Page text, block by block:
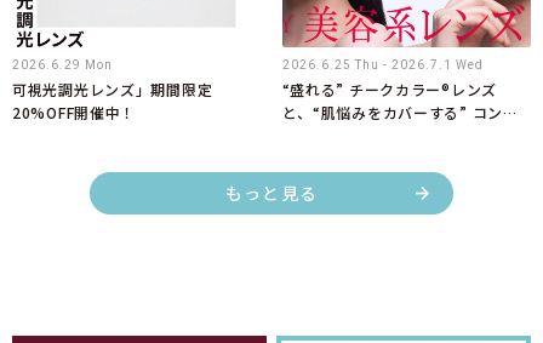
2026.6.29 Mon
可視光調光レンズ」期間限定
20%OFF開催中！
2026.6.25 Thu - 2026.7.1 Wed
“盛れる” チークカラー®レンズ
と、“肌悩みをカバーする” コンシ
もっと見る